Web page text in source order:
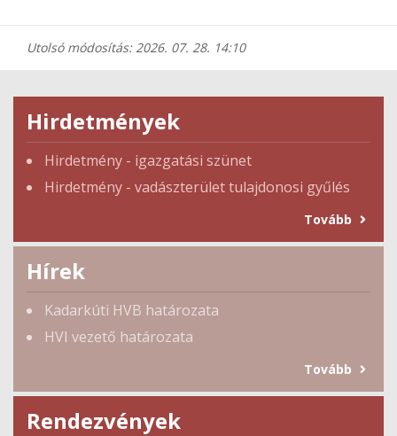
Utolsó módosítás: 2026. 07. 28. 14:10
Hirdetmények
Hirdetmény - igazgatási szünet
Hirdetmény - vadászterület tulajdonosi gyűlés
Tovább
Hírek
Kadarkúti HVB határozata
HVI vezető határozata
Tovább
Rendezvények